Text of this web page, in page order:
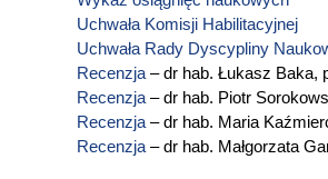
Uchwała Komisji Habilitacyjnej
Uchwała Rady Dyscypliny
Recenzja – dr hab. Łukasz Baka,
Recenzja – dr hab. Piotr
Recenzja – dr hab. Maria
Recenzja – dr hab. Małgorzata